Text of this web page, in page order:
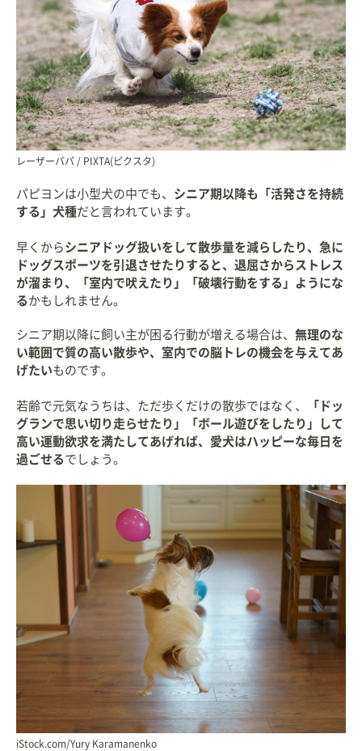
レーザーパパ / PIXTA(ピクスタ)
パピヨンは小型犬の中でも、 シニア期以降も「活発さを持続
する」犬種だと言われています。
早くから シニアドッグ扱いをして散歩量を減らしたり、急に
ドッグスポーツを引退させたりすると、退屈さからストレス
が溜まり、「室内で吠えたり」「破壊行動をする」ようにな
る かもしれません。
シニア期以降に飼い主が困る行動が増える場合は、 無理のな
い範囲で質の高い散歩や、室内での脳トレの機会を与えてあ
げたいものです。
若齢で元気なうちは、ただ歩くだけの散歩ではなく、
「ドッ
グランで思い切り走らせたり」「ボール遊びをしたり」して
高い運動欲求を満たしてあげれば、愛犬はハッピーな毎日を
過ごせる でしょう。
iStock.com/Yury Karamanenko